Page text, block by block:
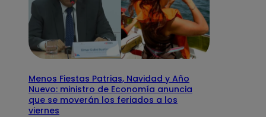
Menos Fiestas Patrias, Navidad y Año
Nuevo: ministro de Economía anuncia
que se moverán los feriados a los
viernes